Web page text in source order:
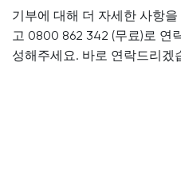
기부에 대해 더 자세한 사항
고 0800 862 342 (무료)로 연
성해주세요. 바로 연락드리겠